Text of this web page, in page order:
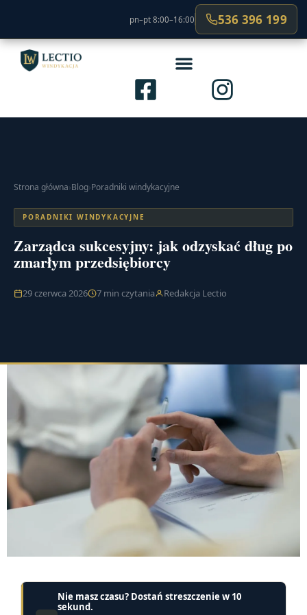
pn–pt 8:00–16:00 536 396 199
Strona główna›Blog›Poradniki windykacyjne
PORADNIKI WINDYKACYJNE
Zarządca sukcesyjny: jak odzyskać dług po
zmarłym przedsiębiorcy
29 czerwca 2026 7 min czytania Redakcja Lectio
Nie masz czasu? Dostań streszczenie w 10
sekund.